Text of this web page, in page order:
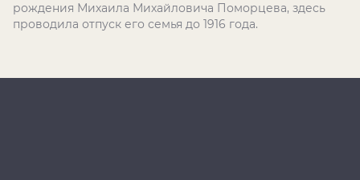
рождения Михаила Михайловича Поморцева, здесь
проводила отпуск его семья до 1916 года.